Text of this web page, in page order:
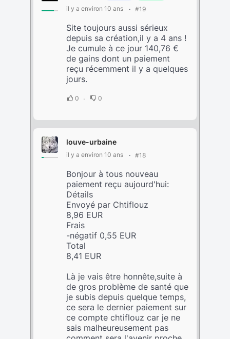
il y a environ 10 ans #19
Site toujours aussi sérieux
depuis sa création,il y a 4 ans !
Je cumule à ce jour 140,76 €
de gains dont un paiement
reçu récemment il y a quelques
jours.
0 0
louve-urbaine
il y a environ 10 ans #18
Bonjour à tous nouveau
paiement reçu aujourd'hui:
Détails
Envoyé par Chtiflouz
8,96 EUR
Frais
-négatif 0,55 EUR
Total
8,41 EUR
Là je vais être honnête,suite à
de gros problème de santé que
je subis depuis quelque temps,
ce sera le dernier paiement sur
ce compte chtiflouz car je ne
sais malheureusement pas